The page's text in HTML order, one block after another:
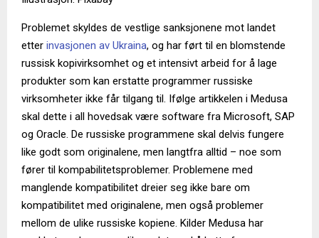
Problemet skyldes de vestlige sanksjonene mot landet
etter invasjonen av Ukraina, og har ført til en blomstende
russisk kopivirksomhet og et intensivt arbeid for å lage
produkter som kan erstatte programmer russiske
virksomheter ikke får tilgang til. Ifølge artikkelen i Medusa
skal dette i all hovedsak være software fra Microsoft, SAP
og Oracle. De russiske programmene skal delvis fungere
like godt som originalene, men langtfra alltid – noe som
fører til kompabilitetsproblemer. Problemene med
manglende kompatibilitet dreier seg ikke bare om
kompatibilitet med originalene, men også problemer
mellom de ulike russiske kopiene. Kilder Medusa har